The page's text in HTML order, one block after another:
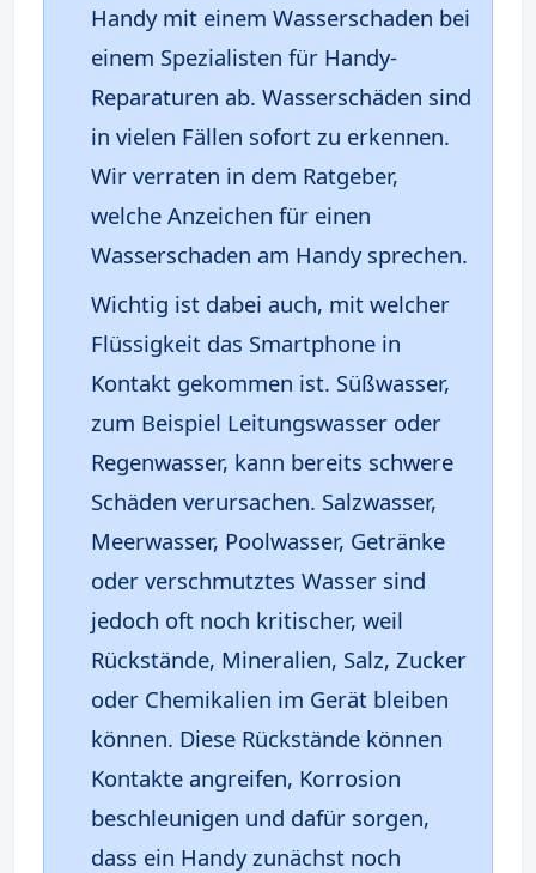
Handy mit einem Wasserschaden bei
einem Spezialisten für Handy-
Reparaturen ab. Wasserschäden sind
in vielen Fällen sofort zu erkennen.
Wir verraten in dem Ratgeber,
welche Anzeichen für einen
Wasserschaden am Handy sprechen.
Wichtig ist dabei auch, mit welcher
Flüssigkeit das Smartphone in
Kontakt gekommen ist. Süßwasser,
zum Beispiel Leitungswasser oder
Regenwasser, kann bereits schwere
Schäden verursachen. Salzwasser,
Meerwasser, Poolwasser, Getränke
oder verschmutztes Wasser sind
jedoch oft noch kritischer, weil
Rückstände, Mineralien, Salz, Zucker
oder Chemikalien im Gerät bleiben
können. Diese Rückstände können
Kontakte angreifen, Korrosion
beschleunigen und dafür sorgen,
dass ein Handy zunächst noch